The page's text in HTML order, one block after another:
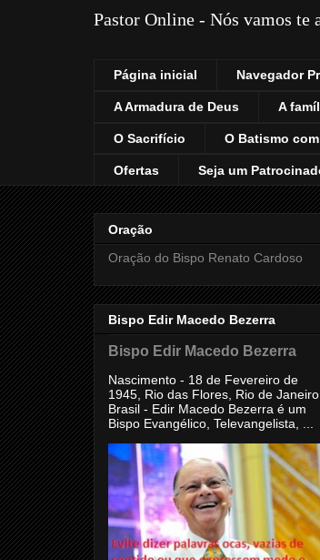
Pastor Online - Nós vamos
Página inicial Navegador
A Armadura de Deus A
O Sacrifício O Batismo
Ofertas Seja um
Oração
Oração do Bispo Renato Cardoso
Bispo Edir Macedo Bezerra
Bispo Edir Macedo Bezerra
Nascimento - 18 de Fevereiro de
1945, Rio das Flores, Rio de Janeiro,
Brasil - Edir Macedo Bezerra é um
Bispo Evangélico, Televangelista, ...